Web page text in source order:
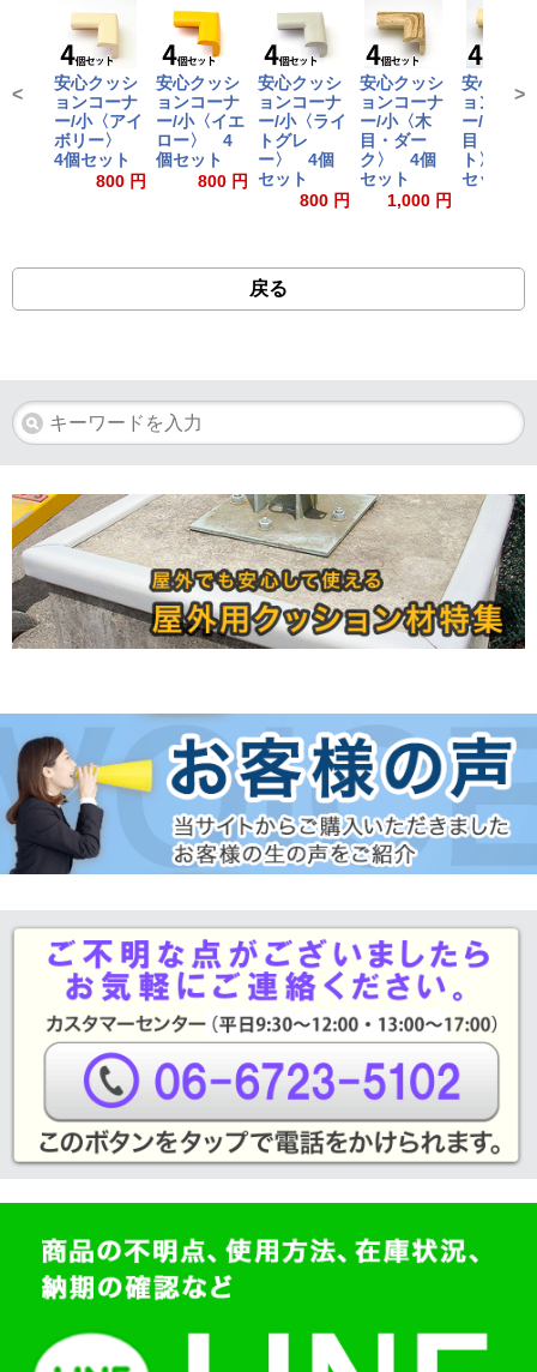
安心クッシ
ョンコーナ
ー/小〈アイ
ボリー〉
4個セット
800 円
安心クッシ
ョンコーナ
ー/小〈イエ
ロー〉 4
個セット
800 円
安心クッシ
ョンコーナ
ー/小〈ライ
トグレ
ー〉 4個
セット
800 円
安心クッシ
ョンコーナ
ー/小〈木
目・ダー
ク〉 4個
セット
1,000 円
安心クッ
ョンコー
ー/小〈木
目・ライ
ト〉 4個
セット
< >
戻る